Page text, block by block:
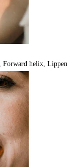
Forward helix, Lippen